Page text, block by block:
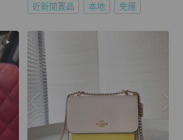
近新閒置品 本地 免運